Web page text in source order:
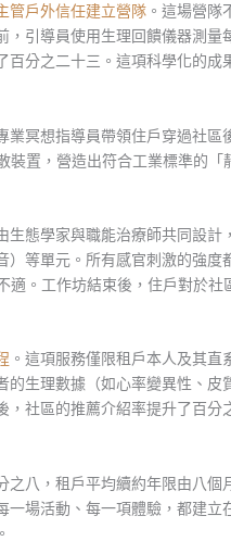
管戶外信任建立營隊 。這場營
引導員使用生理回饋儀器測量
分之二十三。這項科學化的成
業冥想指導員帶領住戶穿過社區
置，營造出符合工業標準的
生態學家與職能治療師共同設
等單元。所有感官刺激的強度
。工作坊結束後，住戶對於社
。這項服務僅限租戶本人及其
生理數據（如心率變異性、皮
社區的推薦介紹率提升了百分
八，租戶平均續約年限由八個
場活動、每一項體驗，都建立